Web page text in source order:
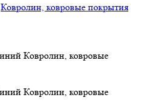
Ковролин, ковровые покрытия